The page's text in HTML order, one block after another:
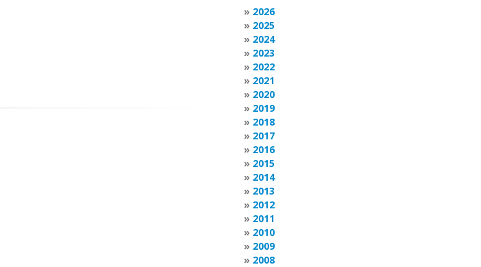
2026
2025
2024
2023
2022
2021
2020
2019
2018
2017
2016
2015
2014
2013
2012
2011
2010
2009
2008